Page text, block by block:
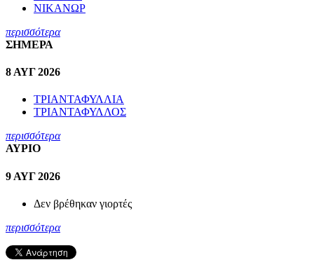
ΝΙΚΑΝΩΡ
περισσότερα
ΣΗΜΕΡΑ
8 ΑΥΓ 2026
ΤΡΙΑΝΤΑΦΥΛΛΙΑ
ΤΡΙΑΝΤΑΦΥΛΛΟΣ
περισσότερα
ΑΥΡΙΟ
9 ΑΥΓ 2026
Δεν βρέθηκαν γιορτές
περισσότερα